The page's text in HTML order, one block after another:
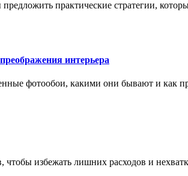
предложить практические стратегии,
интерьера
фотообои, какими они бывают и как
чтобы избежать лишних расходов и